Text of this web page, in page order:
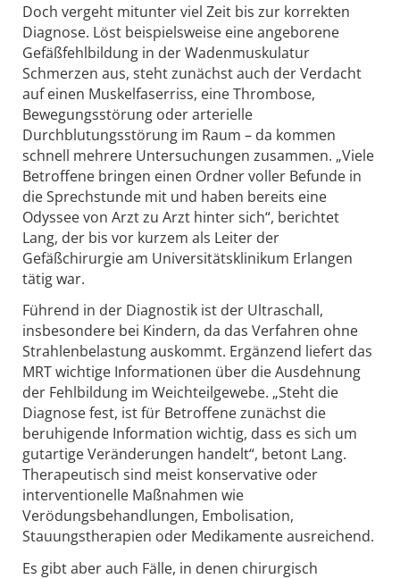
Doch vergeht mitunter viel Zeit bis zur korrekten
Diagnose. Löst beispielsweise eine angeborene
Gefäßfehlbildung in der Wadenmuskulatur
Schmerzen aus, steht zunächst auch der Verdacht
auf einen Muskelfaserriss, eine Thrombose,
Bewegungsstörung oder arterielle
Durchblutungsstörung im Raum – da kommen
schnell mehrere Untersuchungen zusammen. „Viele
Betroffene bringen einen Ordner voller Befunde in
die Sprechstunde mit und haben bereits eine
Odyssee von Arzt zu Arzt hinter sich“, berichtet
Lang, der bis vor kurzem als Leiter der
Gefäßchirurgie am Universitätsklinikum Erlangen
tätig war.
Führend in der Diagnostik ist der Ultraschall,
insbesondere bei Kindern, da das Verfahren ohne
Strahlenbelastung auskommt. Ergänzend liefert das
MRT wichtige Informationen über die Ausdehnung
der Fehlbildung im Weichteilgewebe. „Steht die
Diagnose fest, ist für Betroffene zunächst die
beruhigende Information wichtig, dass es sich um
gutartige Veränderungen handelt“, betont Lang.
Therapeutisch sind meist konservative oder
interventionelle Maßnahmen wie
Verödungsbehandlungen, Embolisation,
Stauungstherapien oder Medikamente ausreichend.
Es gibt aber auch Fälle, in denen chirurgisch